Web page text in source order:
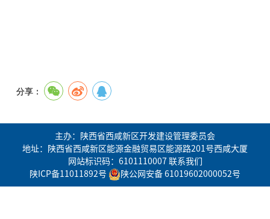
分享：
主办：陕西省西咸新区开发建设管理委员会
地址：陕西省西咸新区能源金融贸易区能源路201号西咸大厦
网站标识码：6101110007 联系我们
陕ICP备11011892号
陕公网安备 61019602000052号